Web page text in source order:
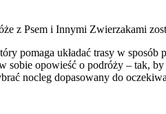
z Psem i Innymi Zwierzakami
pomaga układać trasy w
opowieść o podróży – tak,
nocleg dopasowany do